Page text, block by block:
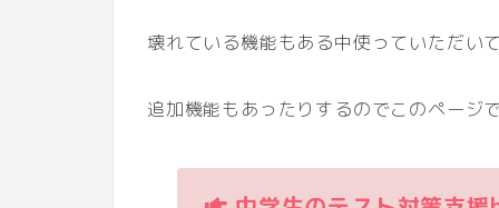
壊れている機能もある中使っていただい
追加機能もあったりするのでこのページ